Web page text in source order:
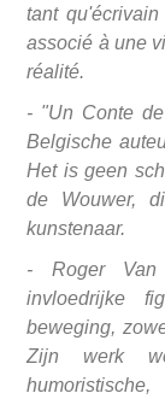
tant
associé à une
réalité.
- "Un Conte
Belgische
Het is geen
de Wouwer,
kunstenaar.
- Roger Van
invloedrijke
beweging,
Zijn werk